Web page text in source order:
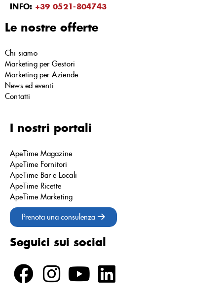
INFO: +39 0521-804743
Le nostre offerte
Chi siamo
Marketing per Gestori
Marketing per Aziende
News ed eventi
Contatti
I nostri portali
ApeTime Magazine
ApeTime Fornitori
ApeTime Bar e Locali
ApeTime Ricette
ApeTime Marketing
Prenota una consulenza
Seguici sui social